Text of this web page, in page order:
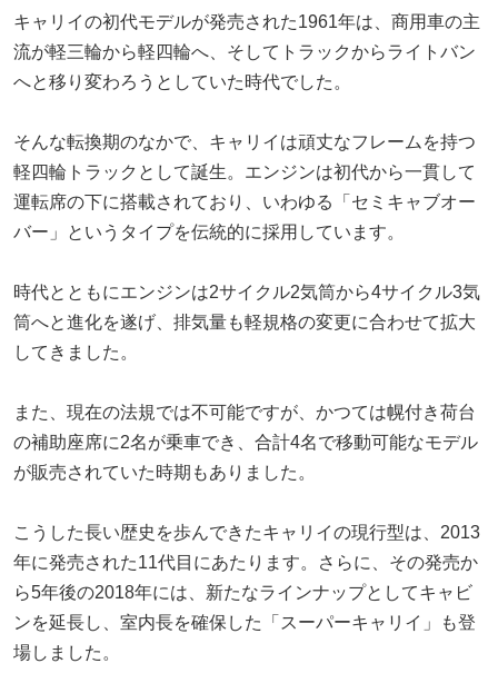
キャリイの初代モデルが発売された1961年は、商用車の主
流が軽三輪から軽四輪へ、そしてトラックからライトバン
へと移り変わろうとしていた時代でした。
そんな転換期のなかで、キャリイは頑丈なフレームを持つ
軽四輪トラックとして誕生。エンジンは初代から一貫して
運転席の下に搭載されており、いわゆる「セミキャブオー
バー」というタイプを伝統的に採用しています。
時代とともにエンジンは2サイクル2気筒から4サイクル3気
筒へと進化を遂げ、排気量も軽規格の変更に合わせて拡大
してきました。
また、現在の法規では不可能ですが、かつては幌付き荷台
の補助座席に2名が乗車でき、合計4名で移動可能なモデル
が販売されていた時期もありました。
こうした長い歴史を歩んできたキャリイの現行型は、2013
年に発売された11代目にあたります。さらに、その発売か
ら5年後の2018年には、新たなラインナップとしてキャビ
ンを延長し、室内長を確保した「スーパーキャリイ」も登
場しました。